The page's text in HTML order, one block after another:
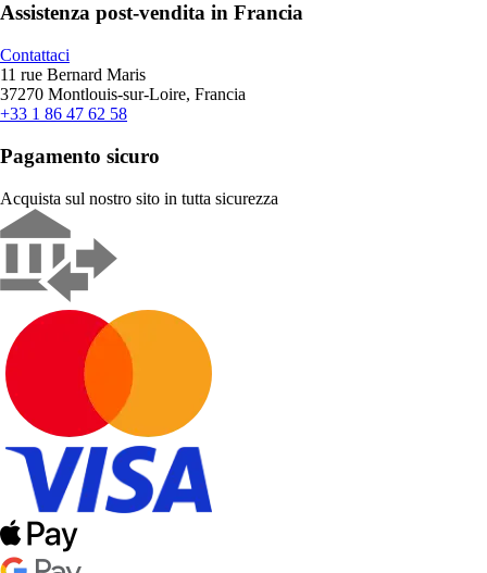
Assistenza post-vendita in Francia
Contattaci
11 rue Bernard Maris
37270 Montlouis-sur-Loire, Francia
+33 1 86 47 62 58
Pagamento sicuro
Acquista sul nostro sito in tutta sicurezza